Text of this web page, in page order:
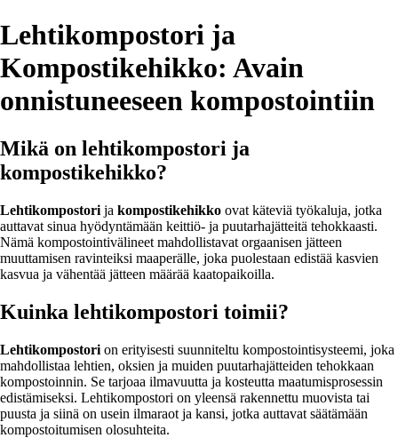
Lehtikompostori ja
Kompostikehikko: Avain
onnistuneeseen kompostointiin
Mikä on lehtikompostori ja
kompostikehikko?
Lehtikompostori ja kompostikehikko ovat käteviä työkaluja, jotka
auttavat sinua hyödyntämään keittiö- ja puutarhajätteitä tehokkaasti.
Nämä kompostointivälineet mahdollistavat orgaanisen jätteen
muuttamisen ravinteiksi maaperälle, joka puolestaan edistää kasvien
kasvua ja vähentää jätteen määrää kaatopaikoilla.
Kuinka lehtikompostori toimii?
Lehtikompostori on erityisesti suunniteltu kompostointisysteemi, joka
mahdollistaa lehtien, oksien ja muiden puutarhajätteiden tehokkaan
kompostoinnin. Se tarjoaa ilmavuutta ja kosteutta maatumisprosessin
edistämiseksi. Lehtikompostori on yleensä rakennettu muovista tai
puusta ja siinä on usein ilmaraot ja kansi, jotka auttavat säätämään
kompostoitumisen olosuhteita.